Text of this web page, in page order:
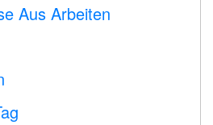
Aus Arbeiten